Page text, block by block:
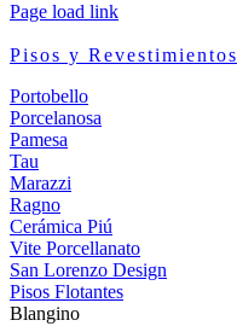
Page load link
Pisos y Revestimientos
Portobello
Porcelanosa
Pamesa
Tau
Marazzi
Ragno
Cerámica Piú
Vite Porcellanato
San Lorenzo Design
Pisos Flotantes
Blangino